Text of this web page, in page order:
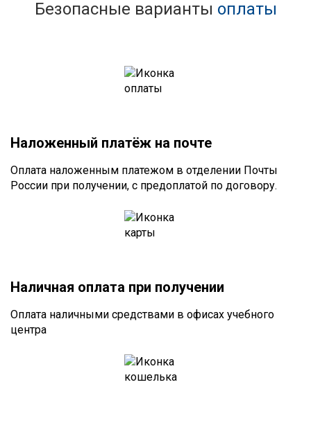
Безопасные варианты оплаты
Наложенный платёж на почте
Оплата наложенным платежом в отделении Почты
России при получении, с предоплатой по договору.
Наличная оплата при получении
Оплата наличными средствами в офисах учебного
центра